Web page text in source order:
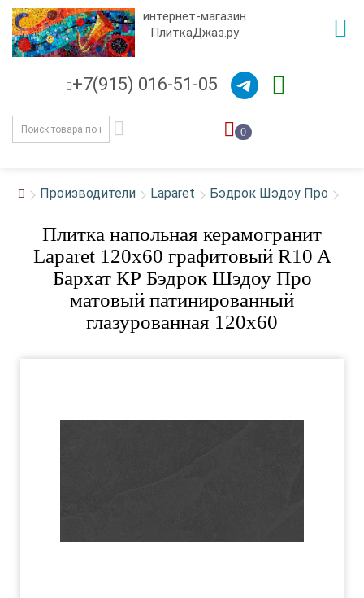
интернет-магазин
ПлиткаДжаз.ру
+7(915) 016-51-05
0
Производители Laparet Бэдрок Шэдоу Про
Плитка напольная керамогранит
Laparet 120x60 графитовый R10 A
Бархат КР Бэдрок Шэдоу Про
матовый патинированный
глазурованная 120x60